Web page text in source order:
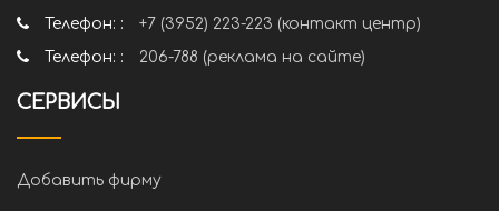
Телефон: :
+7 (3952) 223-223 (контакт центр)
Телефон: :
206-788 (реклама на сайте)
СЕРВИСЫ
Добавить фирму